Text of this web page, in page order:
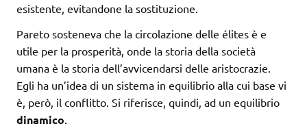
esistente, evitandone la sostituzione.
Pareto sosteneva che la circolazione delle élites è e
utile per la prosperità, onde la storia della società
umana è la storia dell’avvicendarsi delle aristocrazie.
Egli ha un’idea di un sistema in equilibrio alla cui base vi
è, però, il conflitto. Si riferisce, quindi, ad un equilibrio
dinamico.